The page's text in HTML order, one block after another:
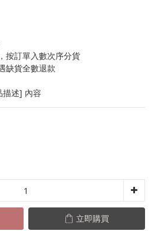
按訂單入數次序分貨
缺貨全數退款
描述] 內容
立即購買